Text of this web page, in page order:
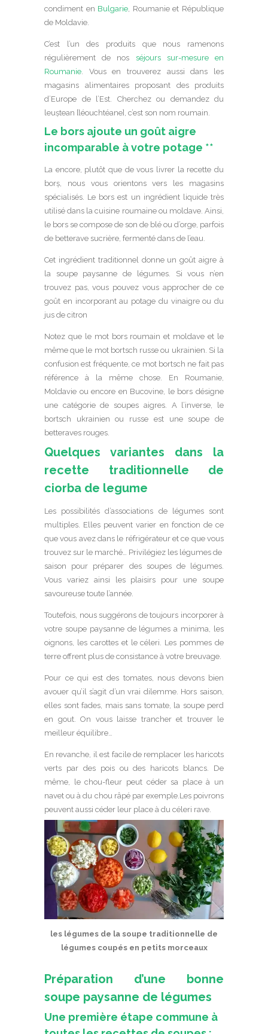
condiment en Bulgarie , Roumanie et République
de Moldavie.
C’est l’un des produits que nous ramenons
régulièrement de nos séjours sur-mesure en
Roumanie . Vous en trouverez aussi dans les
magasins alimentaires proposant des produits
d’Europe de l’Est. Cherchez ou demandez du
leuștean [léouchtéane], c’est son nom roumain.
Le bors ajoute un goût aigre
incomparable à votre potage **
La encore, plutôt que de vous livrer la recette du
borș, nous vous orientons vers les magasins
spécialisés. Le bors est un ingrédient liquide très
utilisé dans la cuisine roumaine ou moldave. Ainsi,
le bors se compose de son de blé ou d’orge, parfois
de betterave sucrière, fermenté dans de l’eau.
Cet ingrédient traditionnel donne un goût aigre à
la soupe paysanne de légumes. Si vous n’en
trouvez pas, vous pouvez vous approcher de ce
goût en incorporant au potage du vinaigre ou du
jus de citron
Notez que le mot bors roumain et moldave et le
même que le mot bortsch russe ou ukrainien. Si la
confusion est fréquente, ce mot bortsch ne fait pas
référence à la même chose. En Roumanie,
Moldavie ou encore en Bucovine, le bors désigne
une catégorie de soupes aigres. A l’inverse, le
bortsch ukrainien ou russe est une soupe de
betteraves rouges.
Quelques variantes dans la
recette traditionnelle de
ciorba de legume
Les possibilités d’associations de légumes sont
multiples. Elles peuvent varier en fonction de ce
que vous avez dans le réfrigérateur et ce que vous
trouvez sur le marché… Privilégiez les légumes de
saison pour préparer des soupes de légumes.
Vous variez ainsi les plaisirs pour une soupe
savoureuse toute l’année.
Toutefois, nous suggérons de toujours incorporer à
votre soupe paysanne de légumes a minima, les
oignons, les carottes et le céleri. Les pommes de
terre offrent plus de consistance à votre breuvage.
Pour ce qui est des tomates, nous devons bien
avouer qu’il s’agit d’un vrai dilemme. Hors saison,
elles sont fades, mais sans tomate, la soupe perd
en gout. On vous laisse trancher et trouver le
meilleur équilibre…
En revanche, il est facile de remplacer les haricots
verts par des pois ou des haricots blancs. De
même, le chou-fleur peut céder sa place à un
navet ou à du chou râpé par exemple.Les poivrons
peuvent aussi céder leur place à du céleri rave.
les légumes de la soupe traditionnelle de
légumes coupés en petits morceaux
Préparation d’une bonne
soupe paysanne de légumes
Une première étape commune à